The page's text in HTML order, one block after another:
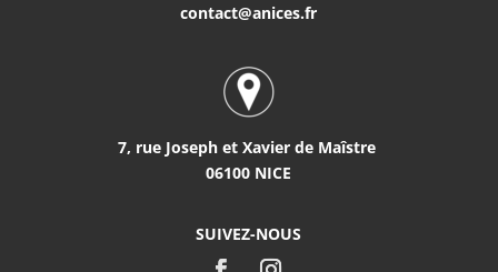
contact@anices.fr
7, rue Joseph et Xavier de Maîstre
06100 NICE
SUIVEZ-NOUS